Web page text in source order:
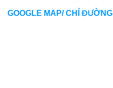
GOOGLE MAP/ CHỈ ĐƯỜNG